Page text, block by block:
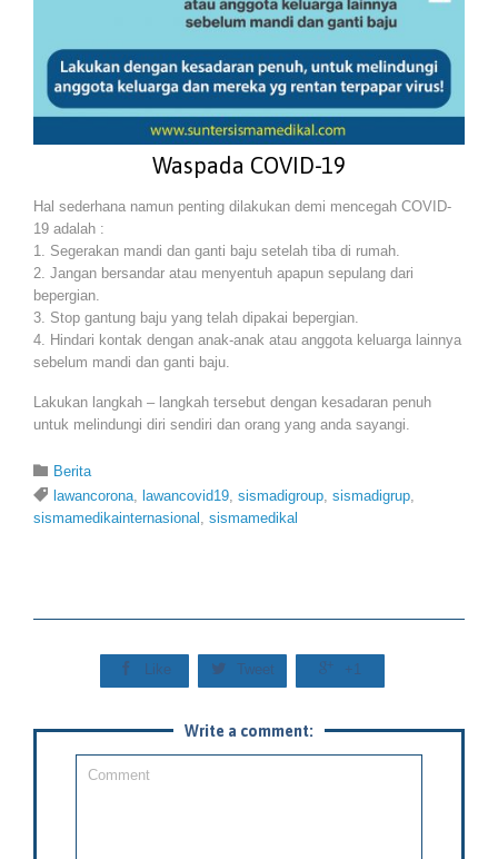
Waspada COVID-19
Hal sederhana namun penting dilakukan demi mencegah COVID-
19 adalah :
1. Segerakan mandi dan ganti baju setelah tiba di rumah.
2. Jangan bersandar atau menyentuh apapun sepulang dari
bepergian.
3. Stop gantung baju yang telah dipakai bepergian.
4. Hindari kontak dengan anak-anak atau anggota keluarga lainnya
sebelum mandi dan ganti baju.
Lakukan langkah – langkah tersebut dengan kesadaran penuh
untuk melindungi diri sendiri dan orang yang anda sayangi.
 Category
Berita
 Tags
lawancorona lawancovid19 sismadigroup sismadigrup
sismamedikainternasional sismamedikal
 Like  Tweet  +1
Write a comment: